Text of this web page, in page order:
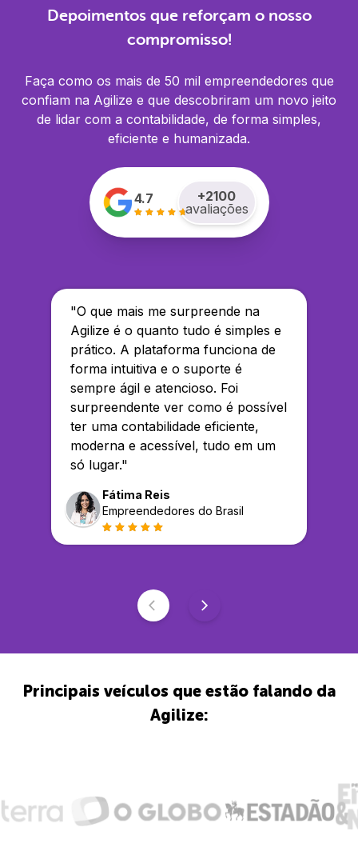
Depoimentos que reforçam o nosso
compromisso!
Faça como os mais de 50 mil empreendedores que
confiam na Agilize e que descobriram um novo jeito
de lidar com a contabilidade, de forma simples,
eficiente e humanizada.
4.7 +2100
avaliações
"O que mais me surpreende na
Agilize é o quanto tudo é simples e
prático. A plataforma funciona de
forma intuitiva e o suporte é
sempre ágil e atencioso. Foi
surpreendente ver como é possível
ter uma contabilidade eficiente,
moderna e acessível, tudo em um
só lugar."
Fátima Reis
Empreendedores do Brasil
Principais veículos que estão falando da
Agilize: